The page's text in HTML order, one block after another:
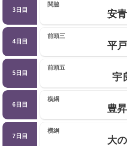
3日目
関脇
安
4日目
前頭三
平
5日目
前頭五
宇
6日目
横綱
豊
7日目
横綱
大